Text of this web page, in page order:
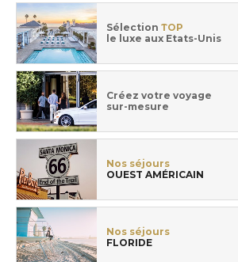
Sélection TOP
le luxe aux Etats-Unis
Créez votre voyage
sur-mesure
Nos séjours
OUEST AMÉRICAIN
Nos séjours
FLORIDE